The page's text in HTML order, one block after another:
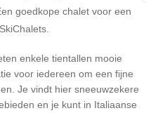
goedkope chalet voor een
enkele tientallen mooie
voor iedereen om een fijne
Je vindt hier sneeuwzekere
en je kunt in Italiaanse